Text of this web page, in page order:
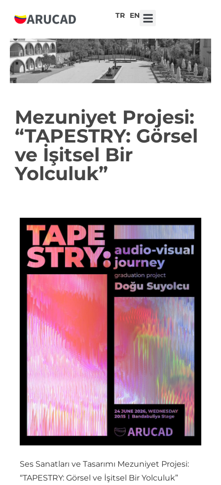
TR EN
Mezuniyet Projesi:
“TAPESTRY: Görsel
ve İşitsel Bir
Yolculuk”
Ses Sanatları ve Tasarımı Mezuniyet Projesi:
“TAPESTRY: Görsel ve İşitsel Bir Yolculuk”